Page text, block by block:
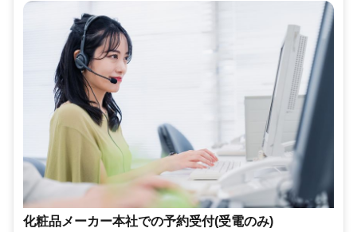
化粧品メーカー本社での予約受付(受電のみ)